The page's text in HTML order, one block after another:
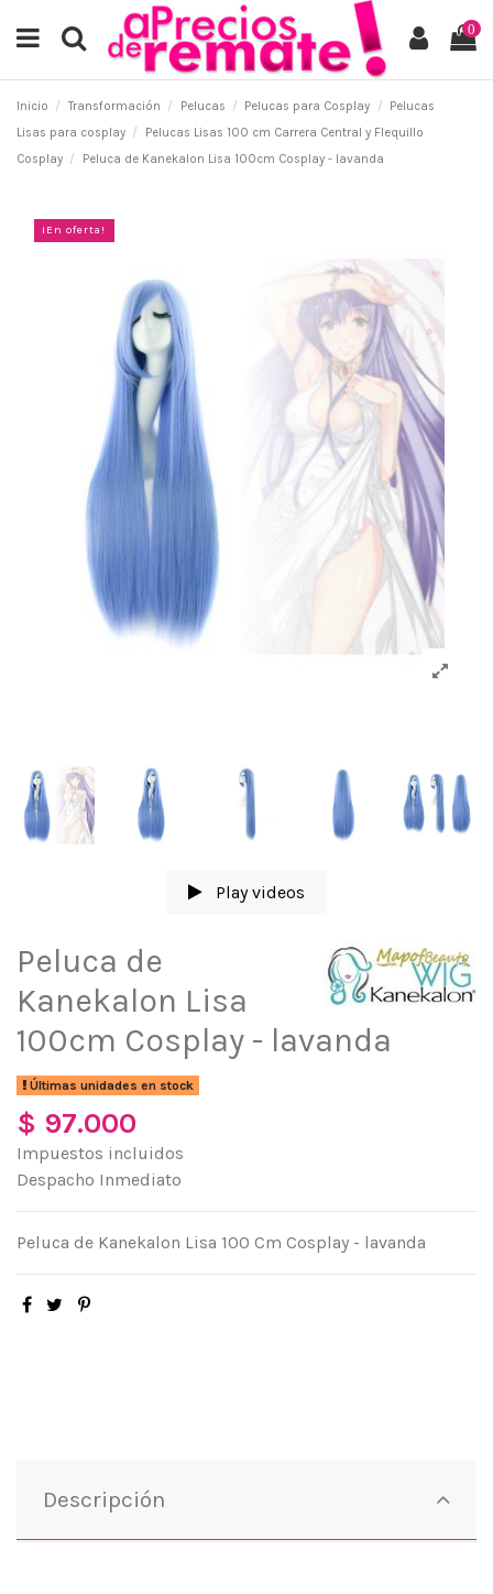
0
Inicio Transformación Pelucas Pelucas para Cosplay
Pelucas
Lisas para cosplay
Pelucas Lisas 100 cm Carrera Central y Flequillo
Cosplay
Peluca de Kanekalon Lisa 100cm Cosplay - lavanda
¡En oferta!
Play videos
Peluca de
Kanekalon Lisa
100cm Cosplay - lavanda
Últimas unidades en stock
$ 97.000
Impuestos incluidos
Despacho Inmediato
Peluca de Kanekalon Lisa 100 Cm Cosplay - lavanda
Descripción